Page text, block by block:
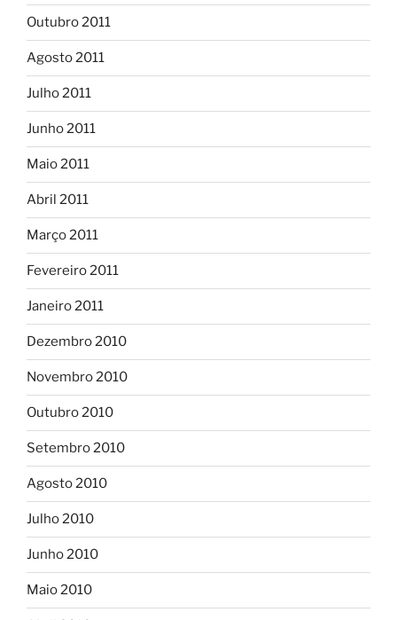
Outubro 2011
Agosto 2011
Julho 2011
Junho 2011
Maio 2011
Abril 2011
Março 2011
Fevereiro 2011
Janeiro 2011
Dezembro 2010
Novembro 2010
Outubro 2010
Setembro 2010
Agosto 2010
Julho 2010
Junho 2010
Maio 2010